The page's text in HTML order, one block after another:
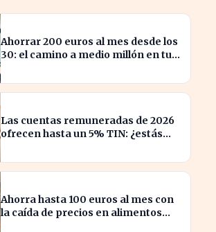
Ahorrar 200 euros al mes desde los
30: el camino a medio millón en tu
Las cuentas remuneradas de 2026
ofrecen hasta un 5% TIN: ¿estás
Ahorra hasta 100 euros al mes con
la caída de precios en alimentos